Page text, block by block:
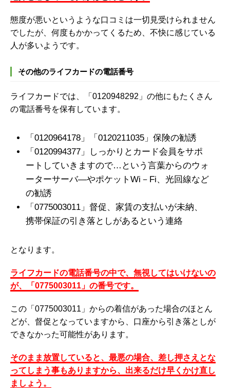
態度が悪いというような口コミは一切見受けられません
でしたが、何度もかかってくるため、不快に感じている
人が多いようです。
その他のライフカードの電話番号
ライフカードでは、「0120948292」の他にもたくさん
の電話番号を保有しています。
「0120964178」「0120211035」保険の勧誘
「0120994377」しっかりとカード会員をサポ
ートしていきますので…という言葉からのウォ
ーターサーバ―やポケットWi－Fi、光回線など
の勧誘
「0775003011」督促、家賃の支払いが未納、
携帯保証の引き落としがあるという連絡
となります。
ライフカードの電話番号の中で、無視してはいけないの
が、「0775003011」の番号です。
この「0775003011」からの着信があった場合のほとん
どが、督促となっていますから、口座から引き落としが
できなかった可能性があります。
そのまま放置していると、最悪の場合、差し押さえとな
ってしまう事もありますから、出来るだけ早くかけ直し
ましょう。